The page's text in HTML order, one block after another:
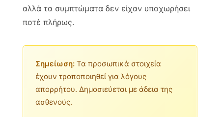
αλλά τα συμπτώματα δεν είχαν υποχωρήσει
ποτέ πλήρως.
Σημείωση: Τα προσωπικά στοιχεία
έχουν τροποποιηθεί για λόγους
απορρήτου. Δημοσιεύεται με άδεια της
ασθενούς.